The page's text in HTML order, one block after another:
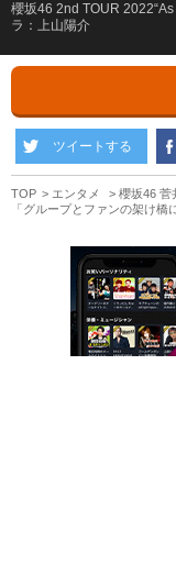
櫻坂46 2nd TOUR
ラ：上山陽介
ツイートする
TOP エンタメ
櫻坂46 菅
「グループとファンの架け橋